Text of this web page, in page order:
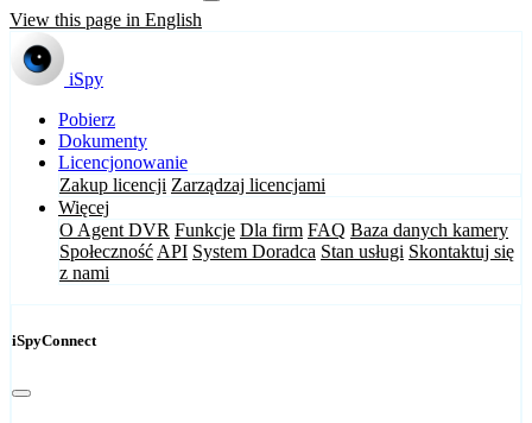
View this page in English
iSpy
Pobierz
Dokumenty
Licencjonowanie
Zakup licencji Zarządzaj licencjami
Więcej
O Agent DVR Funkcje Dla firm FAQ Baza danych kamery
Społeczność API System Doradca Stan usługi Skontaktuj się
z nami
iSpyConnect